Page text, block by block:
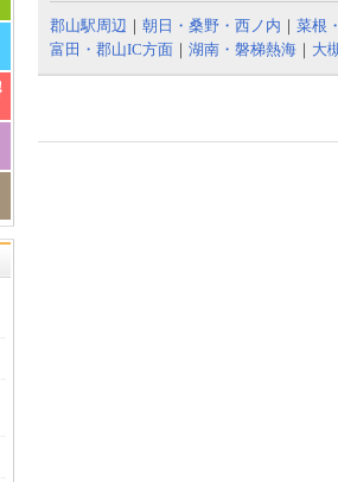
郡山駅周辺 ｜ 朝日・桑野・西ノ内 ｜ 菜根
富田・郡山IC方面 ｜ 湖南・磐梯熱海 ｜ 大